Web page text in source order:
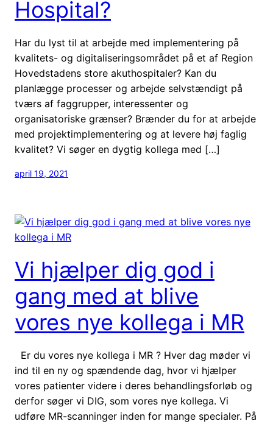
Hospital?
Har du lyst til at arbejde med implementering på
kvalitets- og digitaliseringsområdet på et af Region
Hovedstadens store akuthospitaler? Kan du
planlægge processer og arbejde selvstændigt på
tværs af faggrupper, interessenter og
organisatoriske grænser? Brænder du for at arbejde
med projekt­implementering og at levere høj faglig
kvalitet? Vi søger en dygtig kollega med […]
april 19, 2021
Vi hjælper dig god i
gang med at blive
vores nye kollega i MR
Er du vores nye kollega i MR ? Hver dag møder vi
ind til en ny og spændende dag, hvor vi hjælper
vores patienter videre i deres behandlingsforløb og
derfor søger vi DIG, som vores nye kollega. Vi
udføre MR-scanninger inden for mange specialer. På